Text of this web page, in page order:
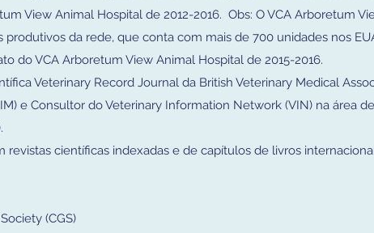
View Animal Hospital de 2012-2016. Obs: O VCA Arboretum
produtivos da rede, que conta com mais de 700 unidades nos
do VCA Arboretum View Animal Hospital de 2015-2016.
Veterinary Record Journal da British Veterinary Medical
e Consultor do Veterinary Information Network (VIN) na área de
revistas científicas indexadas e de capítulos de livros
(CGS)